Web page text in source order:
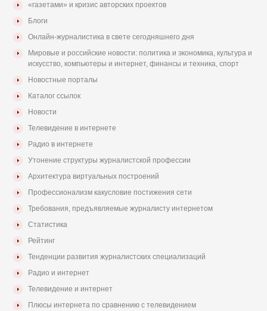
«газетами» и кризис авторских проектов
Блоги
Онлайн-журналистика в свете сегодняшнего дня
Мировые и российские новости: политика и экономика, культура и
искусство, компьютеры и интернет, финансы и техника, спорт
Новостные порталы
Каталог ссылок
Новости
Телевидение в интернете
Радио в интернете
Утонение структуры журналистской профессии
Архитектура виртуальных построений
Профессионализм какусловие постижения сети
Требования, предъявляемые журналисту интернетом
Статистика
Рейтинг
Тенденции развития журналистских специализаций
Радио и интернет
Телевидение и интернет
Плюсы интернета по сравнению с телевидением